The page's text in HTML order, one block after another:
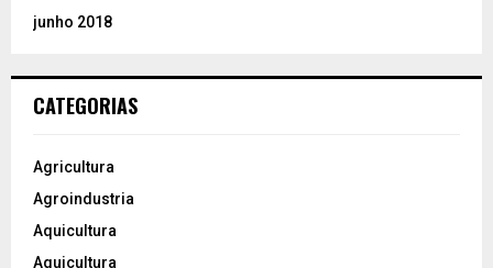
junho 2018
CATEGORIAS
Agricultura
Agroindustria
Aquicultura
Aquicultura